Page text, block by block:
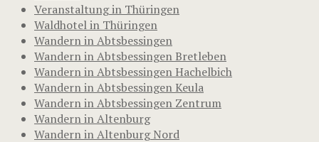
Veranstaltung in Thüringen
Waldhotel in Thüringen
Wandern in Abtsbessingen
Wandern in Abtsbessingen Bretleben
Wandern in Abtsbessingen Hachelbich
Wandern in Abtsbessingen Keula
Wandern in Abtsbessingen Zentrum
Wandern in Altenburg
Wandern in Altenburg Nord